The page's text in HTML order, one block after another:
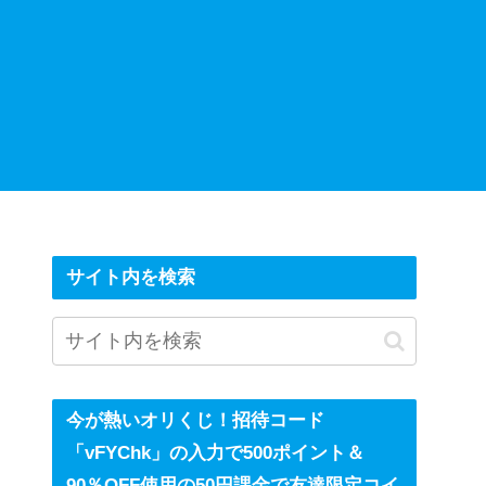
サイト内を検索
今が熱いオリくじ！招待コード
「vFYChk」の入力で500ポイント＆